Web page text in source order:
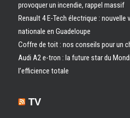
provoquer un incendie, rappel massif
Renault 4 E-Tech électrique : nouvelle
nationale en Guadeloupe
Coffre de toit : nos conseils pour un
Audi A2 e-tron : la future star du
l’efficience totale
TV